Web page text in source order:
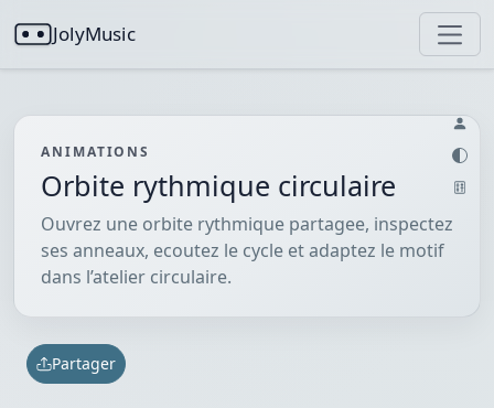
JolyMusic
ANIMATIONS
Orbite rythmique circulaire
Ouvrez une orbite rythmique partagee, inspectez
ses anneaux, ecoutez le cycle et adaptez le motif
dans l’atelier circulaire.
Partager